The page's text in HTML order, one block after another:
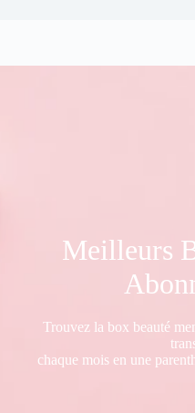
Meilleurs
Trouvez la box beauté
chaque mois en une